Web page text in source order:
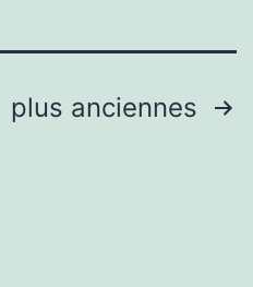
plus anciennes